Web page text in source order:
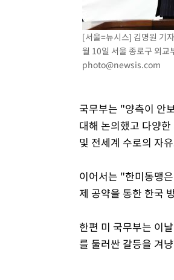
[서울=뉴시스] 김명원 기
월 10일 서울 종로구 외
photo@newsis.com
국무부는 "양측이 안
대해 논의했고 다양
및 전세계 수로의 자
이어서는 "한미동맹
제 공약을 통한 한국
한편 미 국무부는 이
를 둘러싼 갈등을 겨